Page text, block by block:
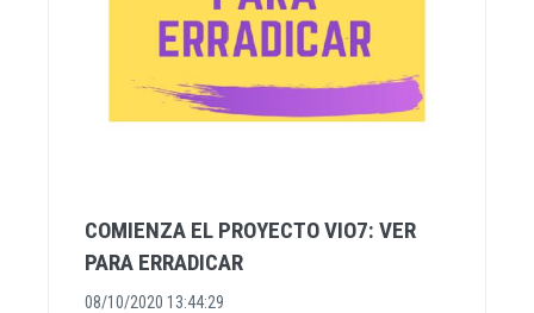
COMIENZA EL PROYECTO VIO7: VER
PARA ERRADICAR
08/10/2020 13:44:29